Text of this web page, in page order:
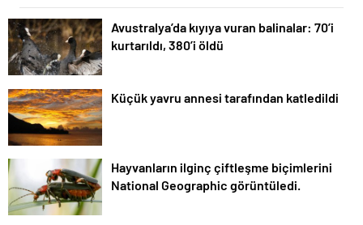
Avustralya’da kıyıya vuran balinalar: 70’i
kurtarıldı, 380’i öldü
Küçük yavru annesi tarafından katledildi
Hayvanların ilginç çiftleşme biçimlerini
National Geographic görüntüledi.